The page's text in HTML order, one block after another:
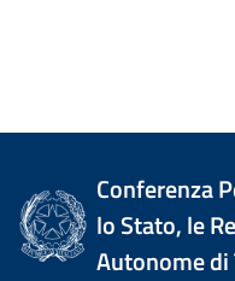
Conferenza
lo Stato, le
Autonome di